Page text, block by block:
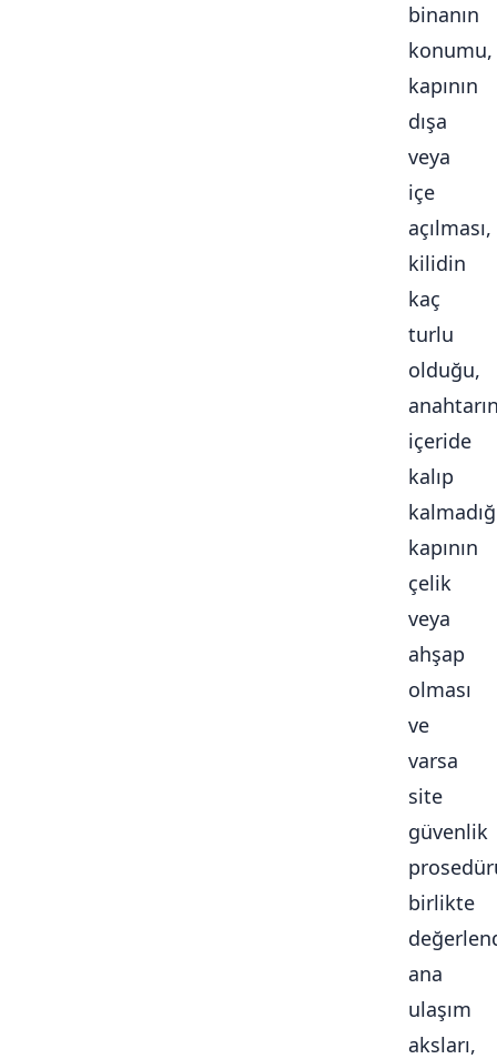
binanın
konumu,
kapının
dışa
veya
içe
açılması,
kilidin
kaç
turlu
olduğu,
içeride
kalıp
kapının
çelik
veya
ahşap
olması
ve
varsa
site
güvenlik
birlikte
ana
ulaşım
aksları,